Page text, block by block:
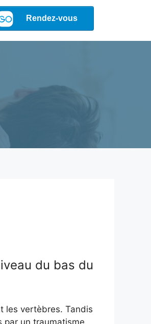
du bas du
les vertèbres. Tandis
par un traumatisme